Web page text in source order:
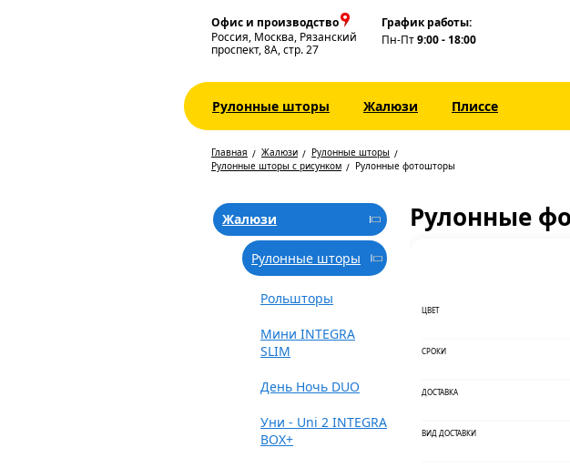
Офис и производство
Россия, Москва, Рязанский
проспект, 8А, стр. 27
График работы:
Пн-Пт9:00 - 18:00
Рулонные шторы Жалюзи Плиссе
Главная Жалюзи
Рулонные шторы
Рулонные шторы с рисунком
Рулонные фотошторы
Жалюзи
Рулонные шторы
Рольшторы
Мини INTEGRA
SLIM
День Ночь DUO
Уни - Uni 2 INTEGRA
BOX+
Рулонные
ЦВЕТ
СРОКИ
ДОСТАВКА
ВИД ДОСТАВКИ